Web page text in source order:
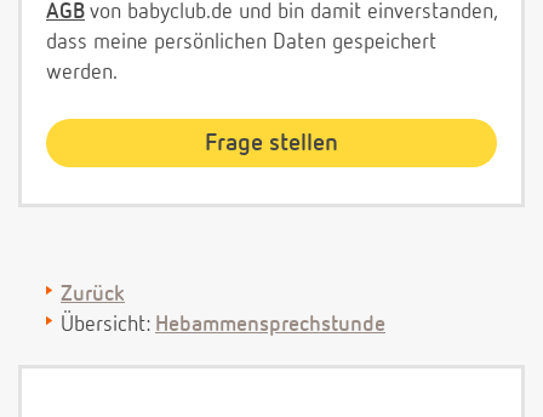
AGB von babyclub.de und bin damit einverstanden,
dass meine persönlichen Daten gespeichert
werden.
Zurück
Übersicht: Hebammensprechstunde